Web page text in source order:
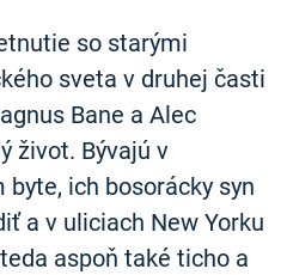
so starými
sveta v druhej časti
Bane a Alec
život. Bývajú v
ich bosorácky syn
a v uliciach New Yorku
aspoň také ticho a